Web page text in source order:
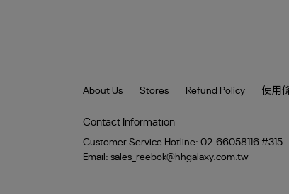
About Us Stores Refund Policy 使用
Contact Information
Customer Service Hotline: 02-66058116 #315
Email: sales_reebok@hhgalaxy.com.tw